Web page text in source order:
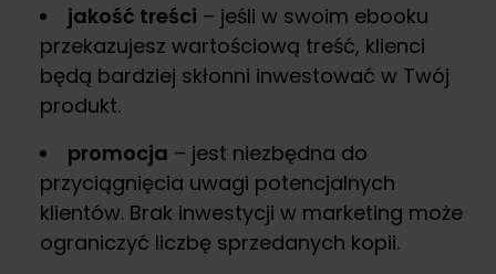
jakość treści – jeśli w swoim ebooku
przekazujesz wartościową treść, klienci
będą bardziej skłonni inwestować w Twój
produkt.
promocja – jest niezbędna do
przyciągnięcia uwagi potencjalnych
klientów. Brak inwestycji w marketing może
ograniczyć liczbę sprzedanych kopii.